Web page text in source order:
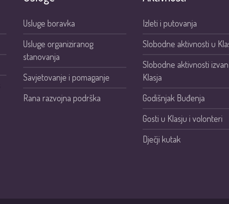
Usluge boravka
Usluge organiziranog
stanovanja
Savjetovanje i pomaganje
Rana razvojna podrška
Izleti i putovanja
Slobodne aktivnosti u
Slobodne aktivnosti izvan
Klasja
Godišnjak Buđenja
Gosti u Klasju i volonteri
Dječji kutak